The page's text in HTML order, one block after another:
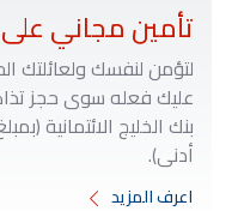
تأمين مجاني
لتؤمن لنفسك ولعائلتك
عليك فعله سوى حجز
أدنى).
اعرف المزيد